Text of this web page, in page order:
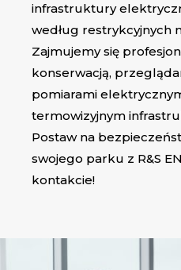
infrastruktury
według restrykcyjnych
Zajmujemy się
konserwacją,
pomiarami
termowizyjnym
Postaw na
swojego parku z R&S
kontakcie!